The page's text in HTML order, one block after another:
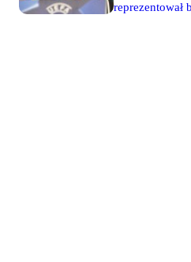
reprezentował